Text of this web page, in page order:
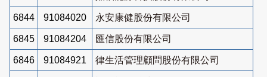
6844 91084020 永安康健股份有限公司
6845 91084204 匯信股份有限公司
6846 91084921 律生活管理顧問股份有限公司